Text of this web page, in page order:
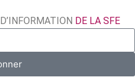
DE LA SFE